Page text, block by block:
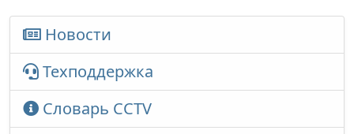
Новости
Техподдержка
Словарь CCTV